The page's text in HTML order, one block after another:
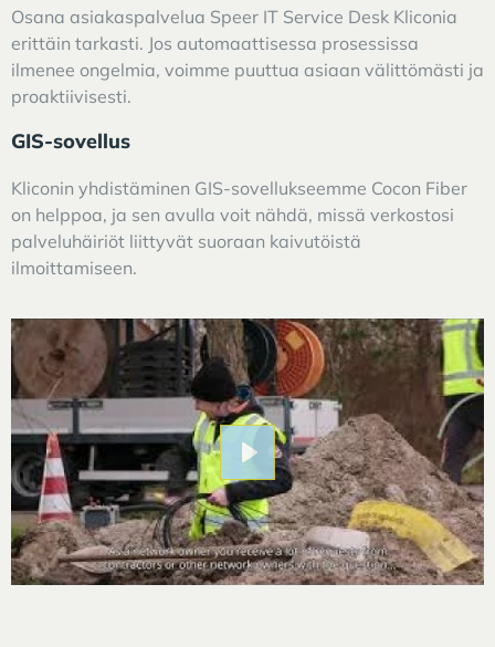
Osana asiakaspalvelua Speer IT Service Desk Kliconia
erittäin tarkasti. Jos automaattisessa prosessissa
ilmenee ongelmia, voimme puuttua asiaan välittömästi ja
proaktiivisesti.
GIS-sovellus
Kliconin yhdistäminen GIS-sovellukseemme Cocon Fiber
on helppoa, ja sen avulla voit nähdä, missä verkostosi
palveluhäiriöt liittyvät suoraan kaivutöistä
ilmoittamiseen.
Play